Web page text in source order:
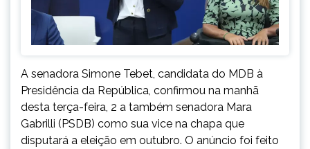
A senadora Simone Tebet, candidata do MDB à
Presidência da República, confirmou na manhã
desta terça-feira, 2 a também senadora Mara
Gabrilli (PSDB) como sua vice na chapa que
disputará a eleição em outubro. O anúncio foi feito